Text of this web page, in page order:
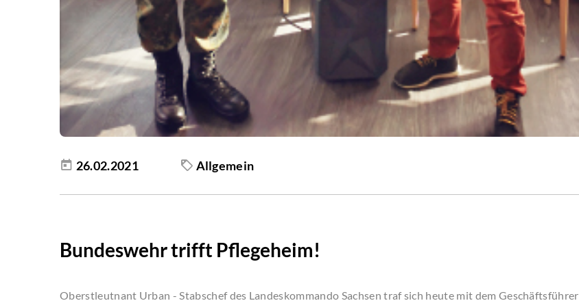
26.02.2021 Allgemein
Bundeswehr trifft Pflegeheim!
Oberstleutnant Urban - Stabschef des Landeskommando Sachsen traf sich heute mit dem Geschäftsführer